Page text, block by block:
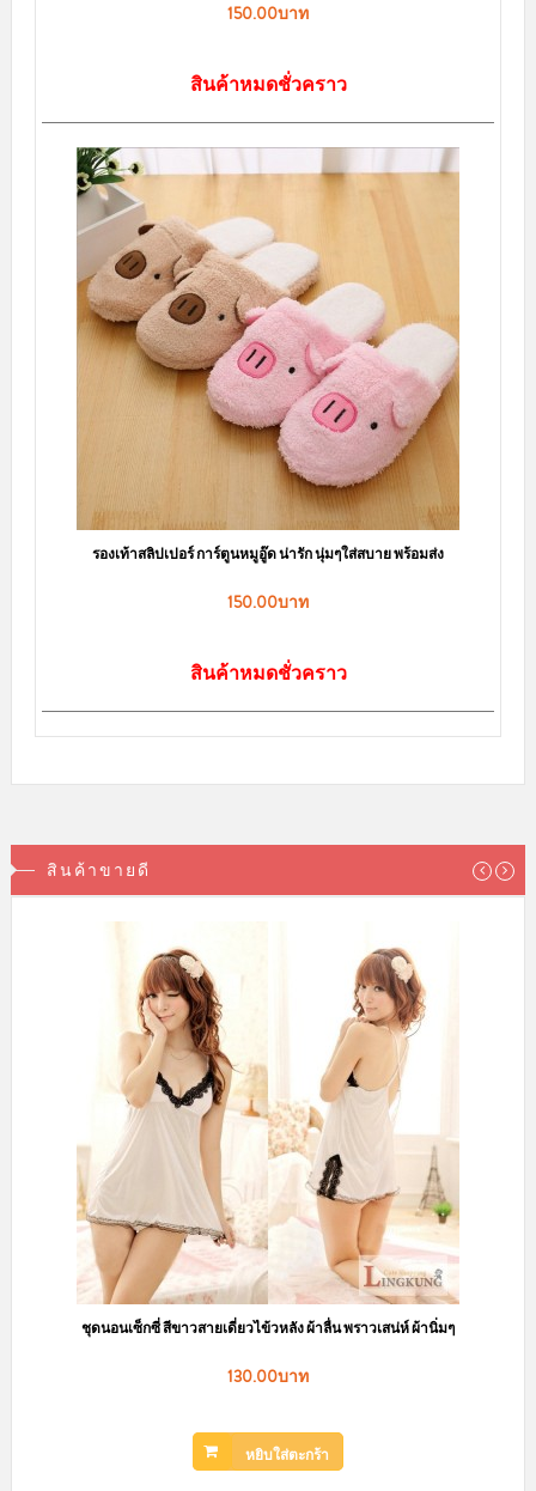
150.00บาท
สินค้าหมดชั่วคราว
รองเท้าสลิปเปอร์ การ์ตูนหมูอู๊ด น่ารัก นุ่มๆใส่สบาย พร้อมส่ง
150.00บาท
สินค้าหมดชั่วคราว
สินค้าขายดี
ชุดนอนเซ็กซี่ สีขาวสายเดี่ยวไข้วหลัง ผ้าลื่น พราวเสน่ห์ ผ้านิ่มๆ
130.00บาท
หยิบใส่ตะกร้า